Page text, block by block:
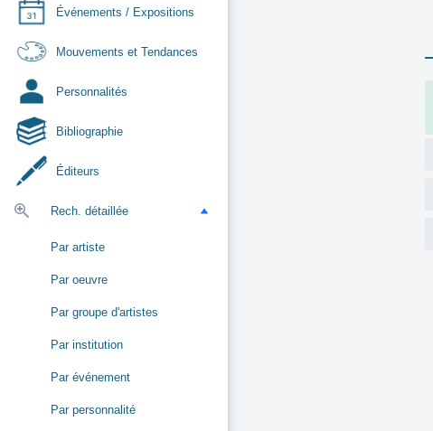
Événements / Expositions
Mouvements et Tendances
Personnalités
Bibliographie
Éditeurs
Rech. détaillée
Par artiste
Par oeuvre
Par groupe d'artistes
Par institution
Par événement
Par personnalité